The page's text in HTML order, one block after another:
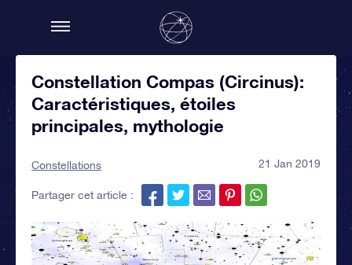
Constellation Compas (Circinus):
Caractéristiques, étoiles
principales, mythologie
Constellations 21 Jan 2019
Partager cet article :